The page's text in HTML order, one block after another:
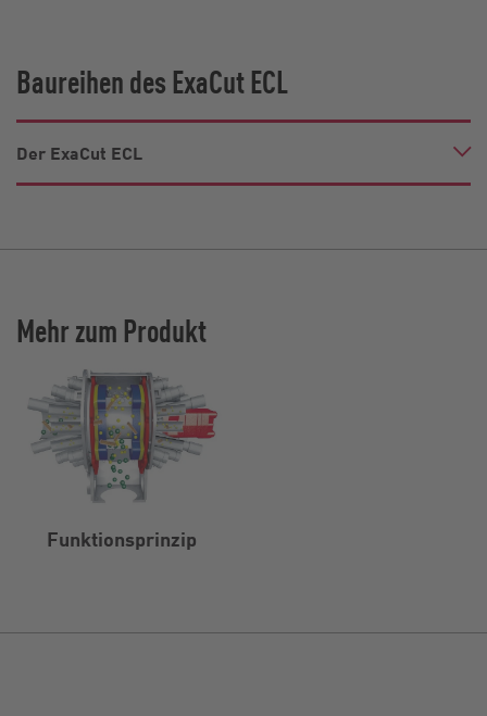
Baureihen des ExaCut ECL
Der ExaCut ECL
Mehr zum Produkt
Funktionsprinzip